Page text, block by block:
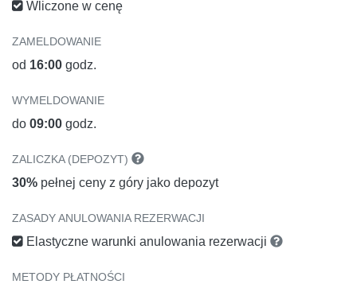
Wliczone w cenę
ZAMELDOWANIE
od 16:00 godz.
WYMELDOWANIE
do 09:00 godz.
ZALICZKA (DEPOZYT)
30% pełnej ceny z góry jako depozyt
ZASADY ANULOWANIA REZERWACJI
Elastyczne warunki anulowania rezerwacji
METODY PŁATNOŚCI